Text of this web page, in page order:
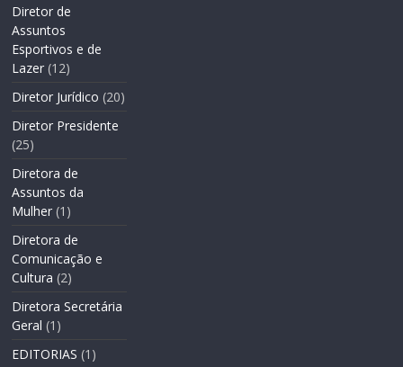
Diretor de
Assuntos
Esportivos e de
Lazer (12)
Diretor Jurídico (20)
Diretor Presidente
(25)
Diretora de
Assuntos da
Mulher (1)
Diretora de
Comunicação e
Cultura (2)
Diretora Secretária
Geral (1)
EDITORIAS (1)